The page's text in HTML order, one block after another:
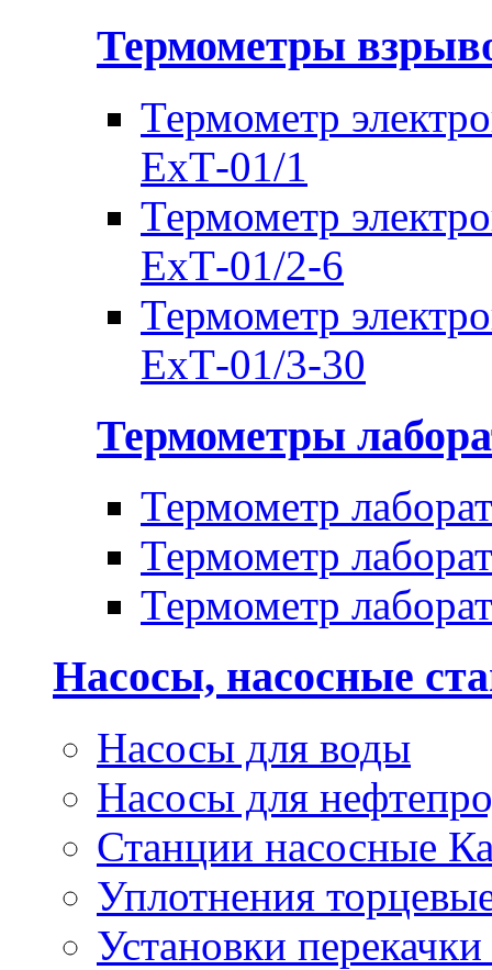
Термометры
Термометр
ЕхТ-01/1
Термометр
ЕхТ-01/2-6
Термометр
ЕхТ-01/3-30
Термометры
Термометр
Термометр
Термометр
Насосы, насосные
Насосы для воды
Насосы для
Станции насосные
Уплотнения
Установки